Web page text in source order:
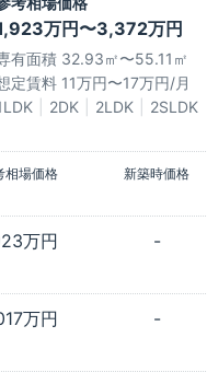
万円〜3,372万円
有面積 32.93㎡〜55.11㎡
定賃料 11万円〜17万円/月
2DK 2LDK 2SLDK
相場価格 新築時価格
万円 -
万円 -